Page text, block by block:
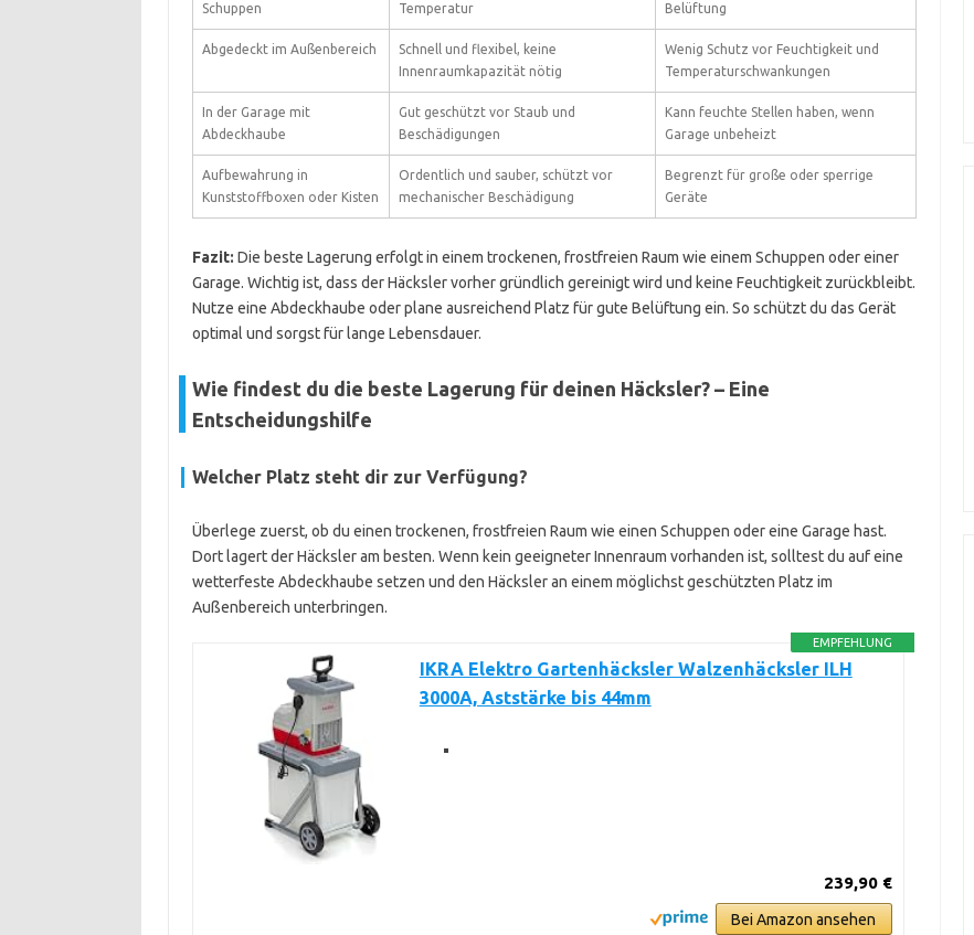
Schuppen
Temperatur
Belüftung
Abgedeckt im Außenbereich
Schnell und flexibel, keine
Innenraumkapazität nötig
Wenig Schutz vor Feuchtigkeit und
Temperaturschwankungen
In der Garage mit
Abdeckhaube
Gut geschützt vor Staub und
Beschädigungen
Kann feuchte Stellen haben, wenn
Garage unbeheizt
Aufbewahrung in
Kunststoffboxen oder Kisten
Ordentlich und sauber, schützt vor
mechanischer Beschädigung
Begrenzt für große oder sperrige
Geräte
Fazit: Die beste Lagerung erfolgt in einem trockenen, frostfreien Raum wie einem Schuppen oder einer
Garage. Wichtig ist, dass der Häcksler vorher gründlich gereinigt wird und keine Feuchtigkeit zurückbleibt.
Nutze eine Abdeckhaube oder plane ausreichend Platz für gute Belüftung ein. So schützt du das Gerät
optimal und sorgst für lange Lebensdauer.
Wie findest du die beste Lagerung für deinen Häcksler? – Eine
Entscheidungshilfe
Welcher Platz steht dir zur Verfügung?
Überlege zuerst, ob du einen trockenen, frostfreien Raum wie einen Schuppen oder eine Garage hast.
Dort lagert der Häcksler am besten. Wenn kein geeigneter Innenraum vorhanden ist, solltest du auf eine
wetterfeste Abdeckhaube setzen und den Häcksler an einem möglichst geschützten Platz im
Außenbereich unterbringen.
EMPFEHLUNG
IKRA Elektro Gartenhäcksler Walzenhäcksler ILH
3000A, Aststärke bis 44mm
239,90 €
Bei Amazon ansehen